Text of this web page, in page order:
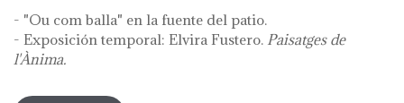
- "Ou com balla" en la fuente del patio.
- Exposición temporal: Elvira Fustero. Paisatges de
l'Ànima.